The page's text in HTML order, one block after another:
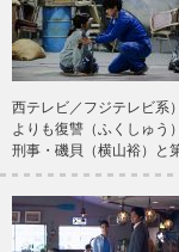
西テレビ／フジテレビ
よりも復讐（ふくしゅう
刑事・磯貝（横山裕）と